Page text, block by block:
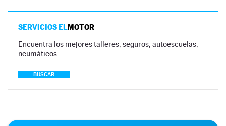
SERVICIOS ELMOTOR
Encuentra los mejores talleres, seguros, autoescuelas,
neumáticos…
BUSCAR